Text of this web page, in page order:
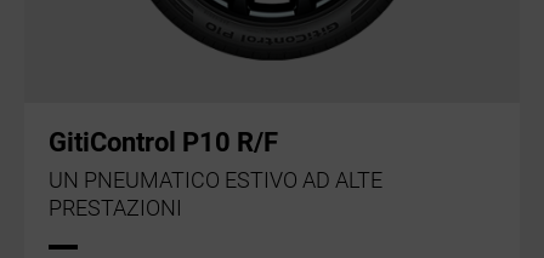
GitiControl P10 R/F
UN PNEUMATICO ESTIVO AD ALTE
PRESTAZIONI